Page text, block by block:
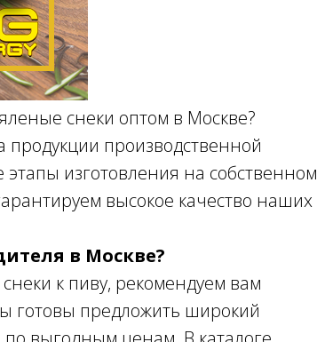
снеки оптом в Москве?
производственной
изготовления на собственном
высокое качество наших
в Москве?
к пиву, рекомендуем вам
готовы предложить широкий